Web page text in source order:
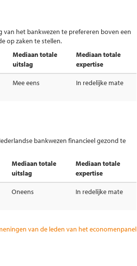
van het bankwezen te prefereren boven een
op zaken te stellen.
Mediaan totale
uitslag
Mediaan totale
expertise
Mee eens In redelijke mate
bankwezen financieel gezond te
Mediaan totale
uitslag
Mediaan totale
expertise
Oneens In redelijke mate
van de leden van het economenpanel